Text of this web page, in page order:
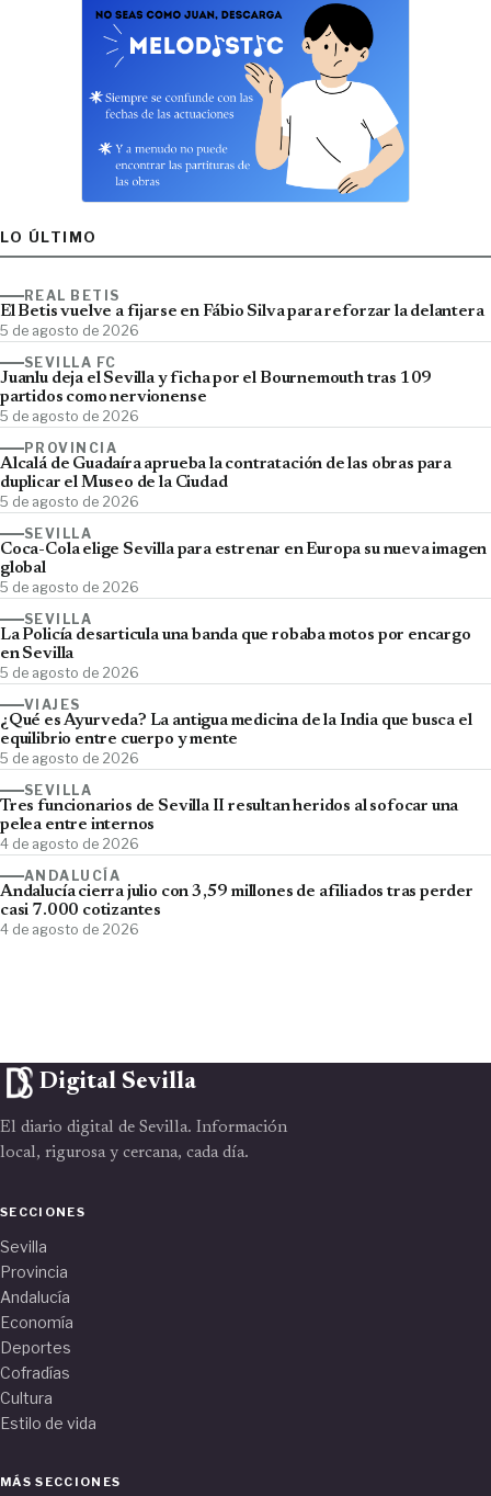
LO ÚLTIMO
REAL BETIS
El Betis vuelve a fijarse en Fábio Silva para reforzar la delantera
5 de agosto de 2026
SEVILLA FC
Juanlu deja el Sevilla y ficha por el Bournemouth tras 109
partidos como nervionense
5 de agosto de 2026
PROVINCIA
Alcalá de Guadaíra aprueba la contratación de las obras para
duplicar el Museo de la Ciudad
5 de agosto de 2026
SEVILLA
Coca-Cola elige Sevilla para estrenar en Europa su nueva imagen
global
5 de agosto de 2026
SEVILLA
La Policía desarticula una banda que robaba motos por encargo
en Sevilla
5 de agosto de 2026
VIAJES
¿Qué es Ayurveda? La antigua medicina de la India que busca el
equilibrio entre cuerpo y mente
5 de agosto de 2026
SEVILLA
Tres funcionarios de Sevilla II resultan heridos al sofocar una
pelea entre internos
4 de agosto de 2026
ANDALUCÍA
Andalucía cierra julio con 3,59 millones de afiliados tras perder
casi 7.000 cotizantes
4 de agosto de 2026
Digital Sevilla
El diario digital de Sevilla. Información
local, rigurosa y cercana, cada día.
SECCIONES
Sevilla
Provincia
Andalucía
Economía
Deportes
Cofradías
Cultura
Estilo de vida
MÁS SECCIONES